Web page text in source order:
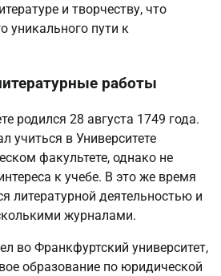
и творчеству, что
уникального пути к
работы
родился 28 августа 1749 года.
учиться в Университете
факультете, однако не
к учебе. В это же время
литературной деятельностью и
журналами.
во Франкфуртский университет,
образование по юридической